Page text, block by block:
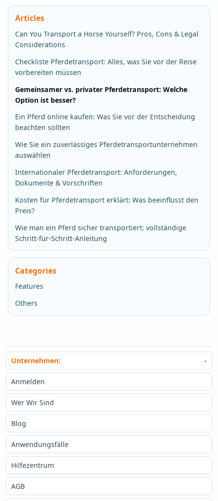
Articles
Can You Transport a Horse Yourself? Pros, Cons & Legal
Considerations
Checkliste Pferdetransport: Alles, was Sie vor der Reise
vorbereiten müssen
Gemeinsamer vs. privater Pferdetransport: Welche
Option ist besser?
Ein Pferd online kaufen: Was Sie vor der Entscheidung
beachten sollten
Wie Sie ein zuverlässiges Pferdetransportunternehmen
auswählen
Internationaler Pferdetransport: Anforderungen,
Dokumente & Vorschriften
Kosten für Pferdetransport erklärt: Was beeinflusst den
Preis?
Wie man ein Pferd sicher transportiert: vollständige
Schritt-für-Schritt-Anleitung
Categories
Features
Others
Unternehmen:
Anmelden
Wer Wir Sind
Blog
Anwendungsfälle
Hilfezentrum
AGB